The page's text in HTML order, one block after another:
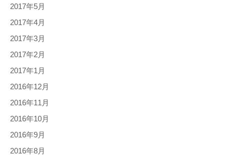
2017年5月
2017年4月
2017年3月
2017年2月
2017年1月
2016年12月
2016年11月
2016年10月
2016年9月
2016年8月